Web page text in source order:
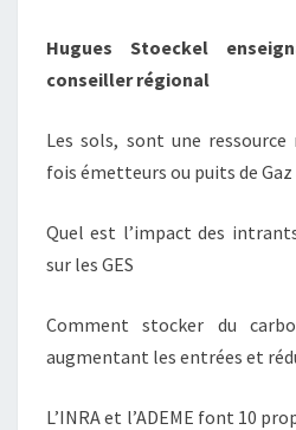
Hugues Stoeckel
conseiller régional
Les sols, sont une
fois émetteurs ou puits de Gaz
Quel est l’impact des
sur les GES
Comment stocker du
augmentant les entrées et
L’INRA et l’ADEME font 10